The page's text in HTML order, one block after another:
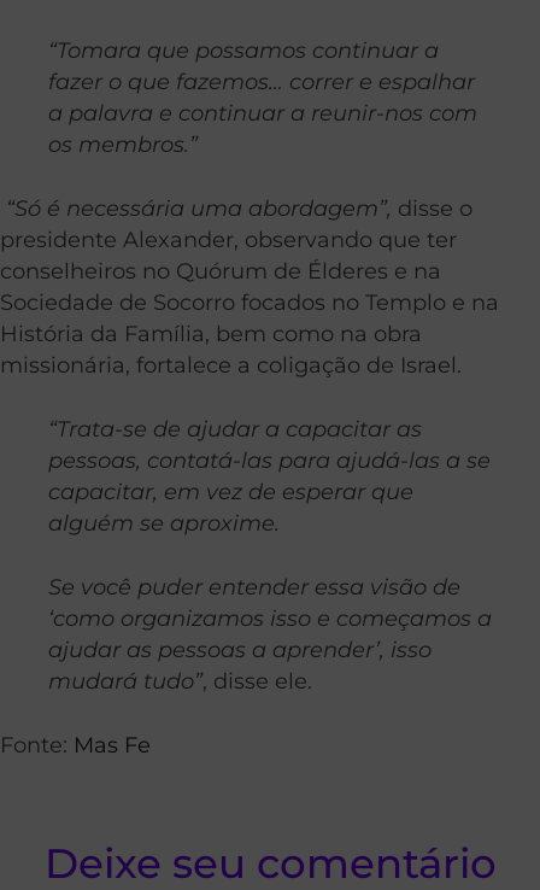
“Tomara que possamos continuar a
fazer o que fazemos… correr e espalhar
a palavra e continuar a reunir-nos com
os membros.”
“Só é necessária uma abordagem”, disse o
presidente Alexander, observando que ter
conselheiros no Quórum de Élderes e na
Sociedade de Socorro focados no Templo e na
História da Família, bem como na obra
missionária, fortalece a coligação de Israel.
“Trata-se de ajudar a capacitar as
pessoas, contatá-las para ajudá-las a se
capacitar, em vez de esperar que
alguém se aproxime.
Se você puder entender essa visão de
‘como organizamos isso e começamos a
ajudar as pessoas a aprender’, isso
mudará tudo”, disse ele.
Fonte: Mas Fe
Deixe seu comentário